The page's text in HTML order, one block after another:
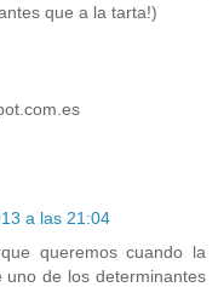
que a la tarta!)
a las 21:04
queremos cuando la
uno de los determinantes